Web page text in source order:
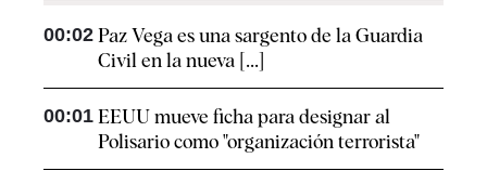
00:02 Paz Vega es una sargento de la Guardia
Civil en la nueva [...]
00:01 EEUU mueve ficha para designar al
Polisario como "organización terrorista"